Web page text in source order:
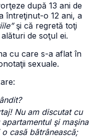
după 13 ani de
întreţinut-o 12 ani, a
şi că regretă toţi
de soţul ei.
cu care s-a aflat în
sexuale.
Nu am discutat cu
şi maşina
casă bătrânească;